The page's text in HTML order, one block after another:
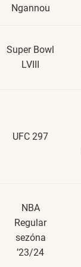
Ngannou
Super Bowl
LVIII
UFC 297
NBA
Regular
sezóna
’23/24